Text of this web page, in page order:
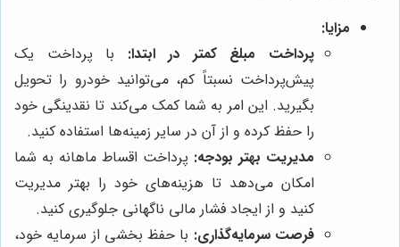
مزایا:
پرداخت مبلغ کمتر در ابتدا: با پرداخت یک
پیش‌پرداخت نسبتاً کم، می‌توانید خودرو را تحویل
بگیرید. این امر به شما کمک می‌کند تا نقدینگی خود
را حفظ کرده و از آن در سایر زمینه‌ها استفاده کنید.
مدیریت بهتر بودجه: پرداخت اقساط ماهانه به شما
امکان می‌دهد تا هزینه‌های خود را بهتر مدیریت
کنید و از ایجاد فشار مالی ناگهانی جلوگیری کنید.
فرصت سرمایه‌گذاری: با حفظ بخشی از سرمایه خود،